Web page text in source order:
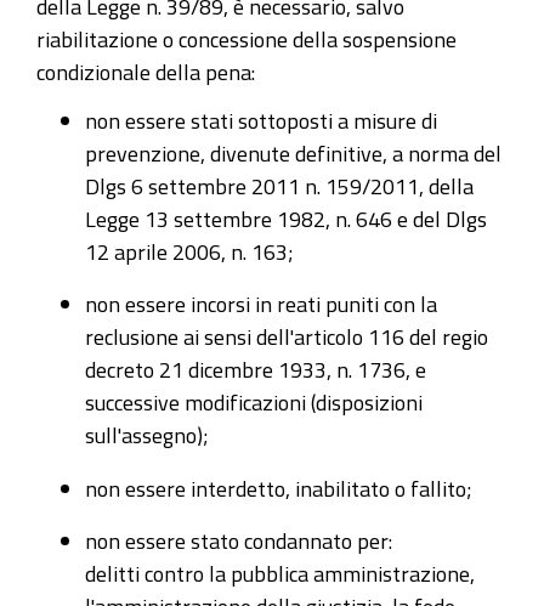
della Legge n. 39/89, è necessario, salvo
riabilitazione o concessione della sospensione
condizionale della pena:
non essere stati sottoposti a misure di
prevenzione, divenute definitive, a norma del
Dlgs 6 settembre 2011 n. 159/2011, della
Legge 13 settembre 1982, n. 646 e del Dlgs
12 aprile 2006, n. 163;
non essere incorsi in reati puniti con la
reclusione ai sensi dell'articolo 116 del regio
decreto 21 dicembre 1933, n. 1736, e
successive modificazioni (disposizioni
sull'assegno);
non essere interdetto, inabilitato o fallito;
non essere stato condannato per:
delitti contro la pubblica amministrazione,